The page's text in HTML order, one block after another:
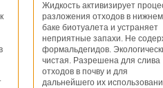
Жидкость активизирует
разложения отходов в нижнем
баке биотуалета и устраняет
неприятные запахи. Не
формальдегидов.
чистая. Разрешена для слива
отходов в почву и для
дальнейшего их